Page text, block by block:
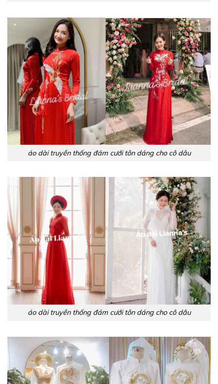
áo dài truyền thống đám cưới tôn dáng cho cô dâu
áo dài truyền thống đám cưới tôn dáng cho cô dâu